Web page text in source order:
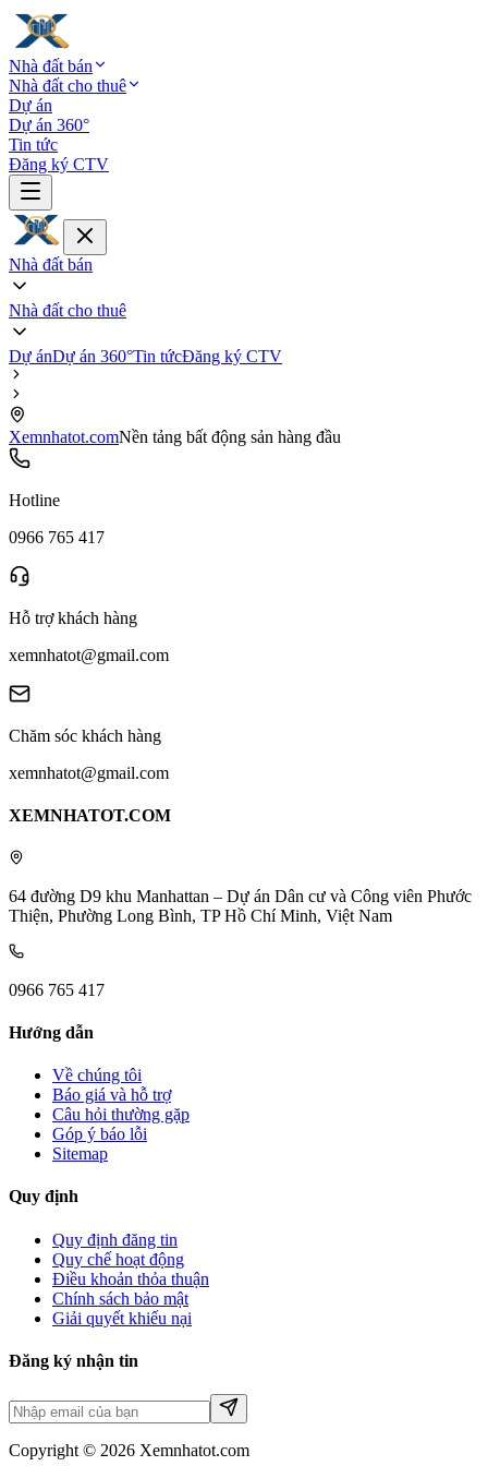
Nhà đất bán
Nhà đất cho thuê
Dự án
Dự án 360°
Tin tức
Đăng ký CTV
Nhà đất bán
Nhà đất cho thuê
Dự ánDự án 360°Tin tứcĐăng ký CTV
Xemnhatot.comNền tảng bất động sản hàng đầu
Hotline
0966 765 417
Hỗ trợ khách hàng
xemnhatot@gmail.com
Chăm sóc khách hàng
xemnhatot@gmail.com
XEMNHATOT.COM
64 đường D9 khu Manhattan – Dự án Dân cư và Công viên Phước
Thiện, Phường Long Bình, TP Hồ Chí Minh, Việt Nam
0966 765 417
Hướng dẫn
Về chúng tôi
Báo giá và hỗ trợ
Câu hỏi thường gặp
Góp ý báo lỗi
Sitemap
Quy định
Quy định đăng tin
Quy chế hoạt động
Điều khoản thỏa thuận
Chính sách bảo mật
Giải quyết khiếu nại
Đăng ký nhận tin
Copyright © 2026 Xemnhatot.com